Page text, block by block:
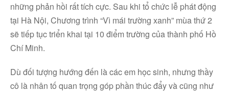
những phản hồi rất tích cực. Sau khi tổ chức lễ phát động
tại Hà Nội, Chương trình “Vì mái trường xanh” mùa thứ 2
sẽ tiếp tục triển khai tại 10 điểm trường của thành phố Hồ
Chí Minh.
Dù đối tượng hướng đến là các em học sinh, nhưng thầy
cô là nhân tố quan trọng góp phần thúc đẩy và cũng như